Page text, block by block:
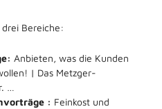
Bereiche:
Anbieten, was die Kunden
| Das Metzger-
…
: Feinkost und